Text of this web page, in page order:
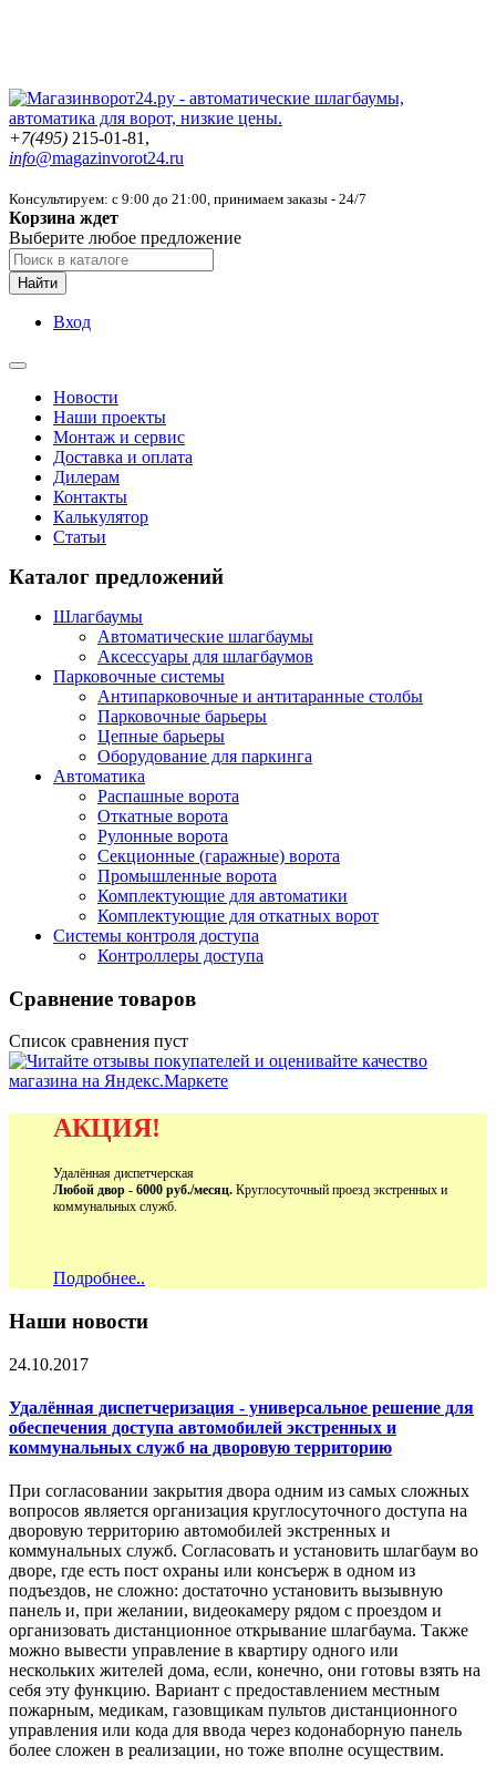
+7(495) 215-01-81,
info@magazinvorot24.ru
Консультируем: с 9:00 до 21:00, принимаем заказы - 24/7
Корзина ждет
Выберите любое предложение
Найти
Вход
Новости
Наши проекты
Монтаж и сервис
Доставка и оплата
Дилерам
Контакты
Калькулятор
Статьи
Каталог предложений
Шлагбаумы
Автоматические шлагбаумы
Аксессуары для шлагбаумов
Парковочные системы
Антипарковочные и антитаранные столбы
Парковочные барьеры
Цепные барьеры
Оборудование для паркинга
Автоматика
Распашные ворота
Откатные ворота
Рулонные ворота
Секционные (гаражные) ворота
Промышленные ворота
Комплектующие для автоматики
Комплектующие для откатных ворот
Системы контроля доступа
Контроллеры доступа
Сравнение товаров
Список сравнения пуст
АКЦИЯ!
Удалённая диспетчерская
Любой двор - 6000 руб./месяц. Круглосуточный проезд экстренных и
коммунальных служб.
Подробнее..
Наши новости
24.10.2017
Удалённая диспетчеризация - универсальное решение для
обеспечения доступа автомобилей экстренных и
коммунальных служб на дворовую территорию
При согласовании закрытия двора одним из самых сложных
вопросов является организация круглосуточного доступа на
дворовую территорию автомобилей экстренных и
коммунальных служб. Согласовать и установить шлагбаум во
дворе, где есть пост охраны или консъерж в одном из
подъездов, не сложно: достаточно установить вызывную
панель и, при желании, видеокамеру рядом с проездом и
организовать дистанционное открывание шлагбаума. Также
можно вывести управление в квартиру одного или
нескольких жителей дома, если, конечно, они готовы взять на
себя эту функцию. Вариант с предоставлением местным
пожарным, медикам, газовщикам пультов дистанционного
управления или кода для ввода через кодонаборную панель
более сложен в реализации, но тоже вполне осуществим.